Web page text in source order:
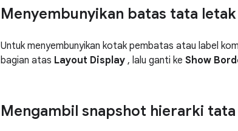
Menyembunyikan batas tata
Untuk menyembunyikan kotak pembatas atau label
bagian atas Layout Display , lalu ganti ke Show
Mengambil snapshot hierarki